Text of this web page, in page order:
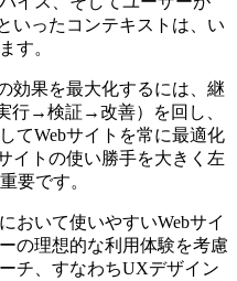
いったコンテキストは、い
す。
効果を最大化するには、継
行→検証→改善）を回し、
てWebサイトを常に最適化
イトの使い勝手を大きく左
要です。
おいて使いやすいWebサイ
の理想的な利用体験を考慮
チ、すなわちUXデザイン